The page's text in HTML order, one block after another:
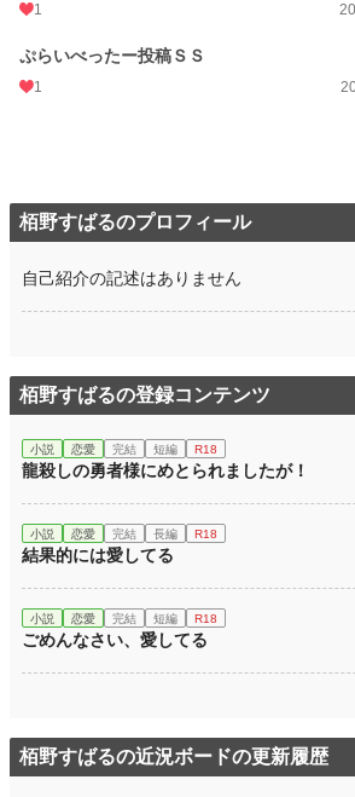
1
ぷらいべったー投稿ＳＳ
1
栢野すばるのプロフィール
自己紹介の記述はありません
栢野すばるの登録コンテンツ
小説 恋愛 完結 短編 R18
龍殺しの勇者様にめとられましたが！
小説 恋愛 完結 長編 R18
結果的には愛してる
小説 恋愛 完結 短編 R18
ごめんなさい、愛してる
栢野すばるの近況ボードの更新履歴